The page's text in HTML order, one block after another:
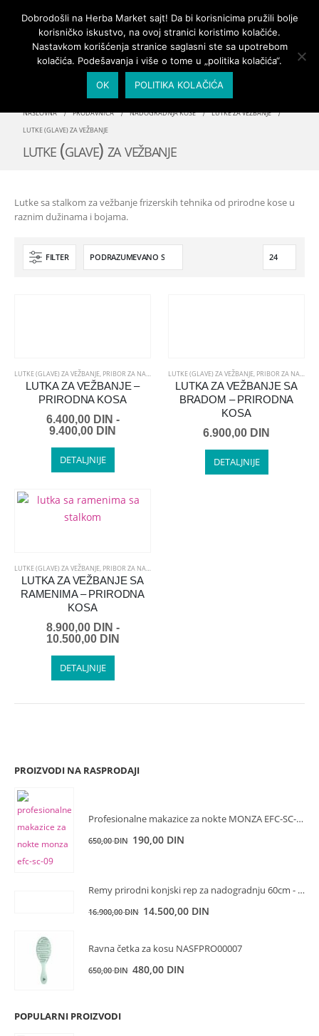
PRIJAVA/MOJ NALOG
NASLOVNA PRODAVNICA NADOGRADNJA KOSE
LUTKE ZA VEŽBANJE
LUTKE (GLAVE) ZA VEŽBANJE
lutke (glave) za vežbanje
FILTER
LUTKE (GLAVE) ZA VEŽBANJE, PRIBOR ZA NADOGRADNJU KOSE
LUTKA ZA VEŽBANJE –
PRIRODNA KOSA
6.400,00 DIN -
9.400,00 DIN
DETALJNIJE
LUTKE (GLAVE) ZA VEŽBANJE, PRIBOR ZA NADOGRADNJU KOSE
LUTKA ZA VEŽBANJE SA
BRADOM – PRIRODNA
KOSA
6.900,00 DIN
DETALJNIJE
LUTKE (GLAVE) ZA VEŽBANJE, PRIBOR ZA NADOGRADNJU KOSE
LUTKA ZA VEŽBANJE SA
RAMENIMA – PRIRODNA
KOSA
8.900,00 DIN -
10.500,00 DIN
DETALJNIJE
Lutke sa stalkom za vežbanje frizerskih tehnika od prirodne kose u
raznim dužinama i bojama.
PROIZVODI NA RASPRODAJI
Profesionalne makazice za nokte MONZA EFC-SC-09 9.5cm
650,00DIN Originalna
bila:
650,00 DIN.
190,00 DIN
190,00 DIN.
Remy prirodni konjski rep za nadogradnju 60cm - 10
16.900,00DIN Originalna
16.900,00 DIN.
14.500,00 DIN
je:
Ravna četka za kosu NASFPRO00007
650,00DIN Originalna
480,00 DIN
POPULARNI PROIZVODI
Dobrodošli na Herba Market sajt! Da bi korisnicima pružili bolje
korisničko iskustvo, na ovoj stranici koristimo kolačiće.
Nastavkom korišćenja stranice saglasni ste sa upotrebom
kolačića. Podešavanja i više o tome u „politika kolačića“.
OK POLITIKA KOLAČIĆA